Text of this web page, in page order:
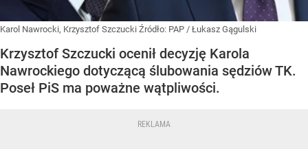
Karol Nawrocki, Krzysztof Szczucki Źródło: PAP / Łukasz Gągulski
Krzysztof Szczucki ocenił decyzję Karola
Nawrockiego dotyczącą ślubowania sędziów TK.
Poseł PiS ma poważne wątpliwości.